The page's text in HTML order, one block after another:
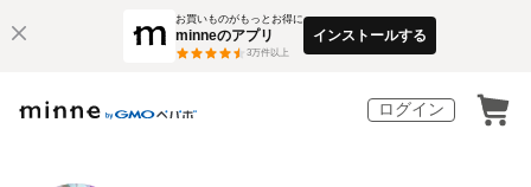
お買いものがもっとお得に
minneのアプリ
3万件以上
インストールする
ログイン